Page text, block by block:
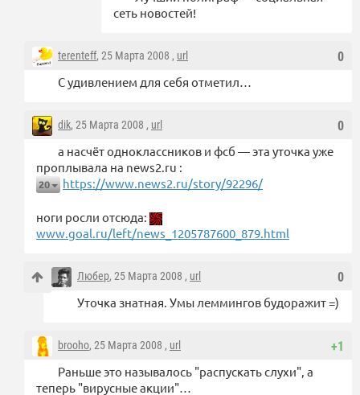
сеть новостей!
0
terenteff, 25 Марта 2008 , url
С удивлением для себя отметил…
0
dik, 25 Марта 2008 , url
а насчёт одноклассников и фсб — эта уточка уже
проплывала на news2.ru :
20 https://www.news2.ru/story/92296/
ноги росли отсюда:
www.goal.ru/left/news_1205787600_879.html
0
Любер, 25 Марта 2008 , url
Уточка знатная. Умы леммингов будоражит =)
+1
brooho, 25 Марта 2008 , url
Раньше это называлось "распускать слухи", а
теперь "вирусные акции"…